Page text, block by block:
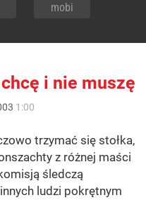
mobi
i nie muszę
1:00
trzymać się stołka,
z różnej maści
śledczą
ludzi pokrętnym